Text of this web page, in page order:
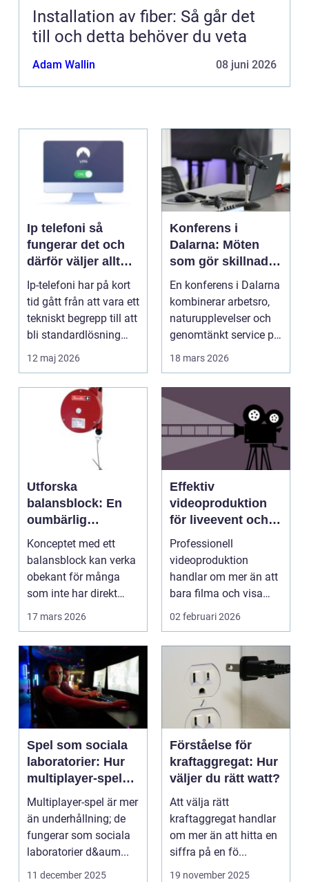
Installation av fiber: Så går det
till och detta behöver du veta
Adam Wallin 08 juni 2026
Ip telefoni så
fungerar det och
därför väljer allt
fler företag att byta
Ip-telefoni har på kort
tid gått från att vara ett
tekniskt begrepp till att
bli standardlösning
för...
12 maj 2026
Konferens i
Dalarna: Möten
som gör skillnad i
hjärtat av sverige
En konferens i Dalarna
kombinerar arbetsro,
naturupplevelser och
genomtänkt service på
et...
18 mars 2026
Utforska
balansblock: En
oumbärlig
komponent i
industrin
Konceptet med ett
balansblock kan verka
obekant för många
som inte har direkt
erfarenhet ...
17 mars 2026
Effektiv
videoproduktion
för liveevent och
företag
Professionell
videoproduktion
handlar om mer än att
bara filma och visa
rörliga bilder. När
02 februari 2026
Spel som sociala
laboratorier: Hur
multiplayer-spel
speglar mänskligt
beteende
Multiplayer-spel är mer
än underhållning; de
fungerar som sociala
laboratorier d&aum...
11 december 2025
Förståelse för
kraftaggregat: Hur
väljer du rätt watt?
Att välja rätt
kraftaggregat handlar
om mer än att hitta en
siffra på en fö...
19 november 2025